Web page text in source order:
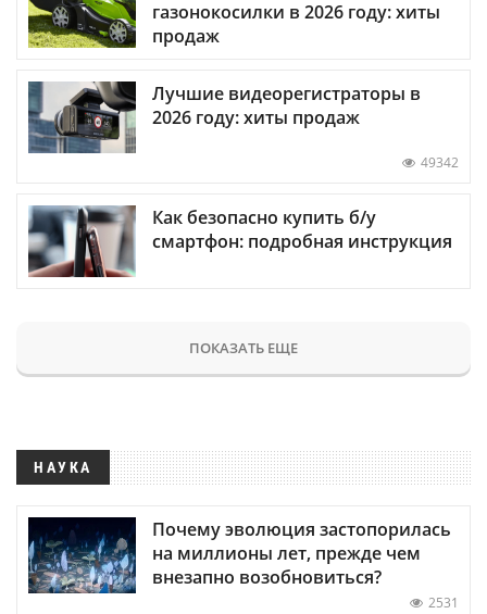
газонокосилки в 2026 году: хиты
продаж
Лучшие видеорегистраторы в
2026 году: хиты продаж
49342
Как безопасно купить б/у
смартфон: подробная инструкция
ПОКАЗАТЬ ЕЩЕ
НАУКА
Почему эволюция застопорилась
на миллионы лет, прежде чем
внезапно возобновиться?
2531